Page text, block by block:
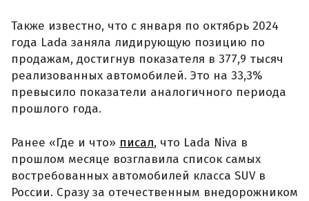
Также известно, что с января по октябрь 2024
года Lada заняла лидирующую позицию по
продажам, достигнув показателя в 377,9 тысяч
реализованных автомобилей. Это на 33,3%
превысило показатели аналогичного периода
прошлого года.
Ранее «Где и что» писал, что Lada Niva в
прошлом месяце возглавила список самых
востребованных автомобилей класса SUV в
России. Сразу за отечественным внедорожником